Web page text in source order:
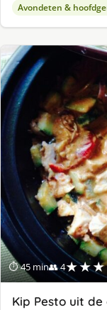
Avondeten &
⏱ 45 min👥 4
Kip Pesto uit de